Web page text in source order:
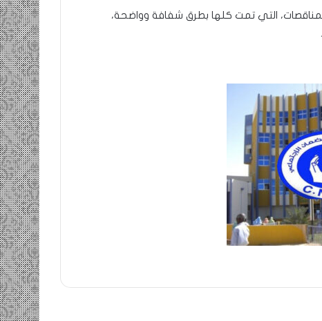
التي تمت كلها بطرق شفافة وواضحة،